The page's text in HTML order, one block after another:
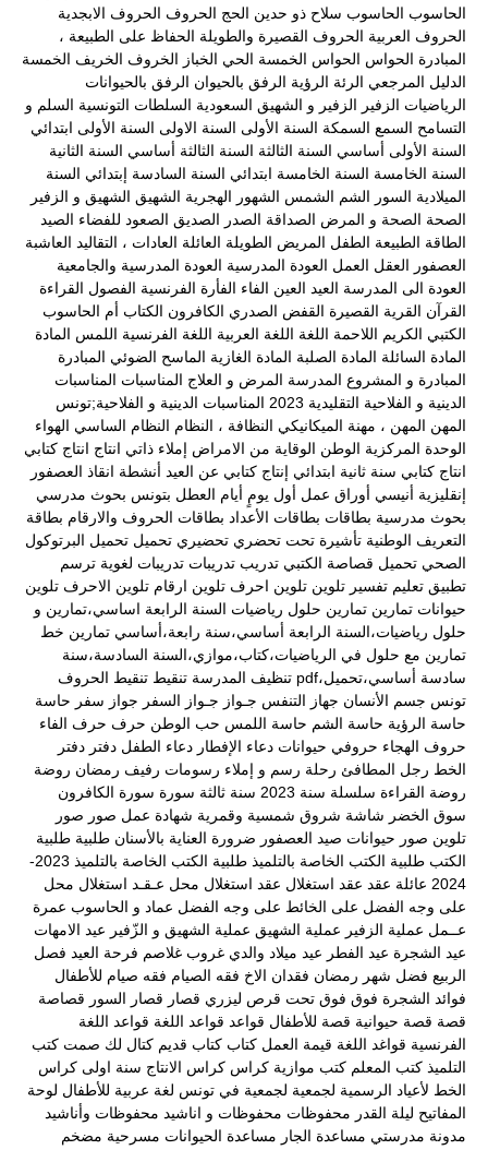
الحاسوب الحاسوب سلاح ذو حدين الحج الحروف الحروف الابجدية
الحروف العربية الحروف القصيرة والطويلة الحفاظ على الطبيعة ،
المبادرة الحواس الحواس الخمسة الحي الخباز الخروف الخريف الخمسة
الدليل المرجعي الرئة الرؤية الرفق بالحيوان الرفق بالحيوانات
الرياضيات الزفير الزفير و الشهيق السعودية السلطات التونسية السلم و
التسامح السمع السمكة السنة الأولى السنة الاولى السنة الأولى ابتدائي
السنة الأولى أساسي السنة الثالثة السنة الثالثة أساسي السنة الثانية
السنة الخامسة السنة الخامسة ابتدائي السنة السادسة إبتدائي السنة
الميلادية السور الشم الشمس الشهور الهجرية الشهيق الشهيق و الزفير
الصحة الصحة و المرض الصداقة الصدر الصديق الصعود للفضاء الصيد
الطاقة الطبيعة الطفل المريض الطويلة العائلة العادات ، التقاليد العاشبة
العصفور العقل العمل العودة المدرسية العودة المدرسية والجامعية
العودة الى المدرسة العيد العين الفاء الفأرة الفرنسية الفصول القراءة
القرآن القرية القصيرة القفض الصدري الكافرون الكتاب أم الحاسوب
الكتبي الكريم اللاحمة اللغة اللغة العربية اللغة الفرنسية اللمس المادة
المادة السائلة المادة الصلبة المادة الغازية الماسح الضوئي المبادرة
المبادرة و المشروع المدرسة المرض و العلاج المناسبات المناسبات
الدينية و الفلاحية التقليدية 2023
المناسبات الدينية و الفلاحية;تونس
المهن المهن ، مهنة الميكانيكي النظافة ، النظام النظام الساسي الهواء
الوحدة المركزية الوطن الوقاية من الامراض إملاء ذاتي انتاج انتاج كتابي
انتاج كتابي سنة ثانية ابتدائي إنتاج كتابي عن العيد أنشطة انقاذ العصفور
إنقليزية أنيسي أوراق عمل أول يومٍ أيام العطل بتونس بحوث مدرسي
بحوث مدرسية بطاقات بطاقات الأعداد بطاقات الحروف والارقام بطاقة
التعريف الوطنية تأشيرة تحت تحضري تحضيري تحميل تحميل البرتوكول
الصحي تحميل قصاصة الكتبي تدريب تدريبات تدريبات لغوية ترسم
تطبيق تعليم تفسير تلوين تلوين احرف تلوين ارقام تلوين الاحرف تلوين
حيوانات تمارين تمارين حلول رياضيات السنة الرابعة اساسي،تمارين و
حلول رياضيات،السنة الرابعة أساسي،سنة رابعة،أساسي تمارين خط
تمارين مع حلول في الرياضيات،كتاب،موازي،السنة السادسة،سنة
سادسة أساسي،تحميل،pdf
تنظيف المدرسة تنقيط تنقيط الحروف
تونس جسم الأنسان جهاز التنفس جـواز جـواز السفر جواز سفر حاسة
حاسة الرؤية حاسة الشم حاسة اللمس حب الوطن حرف حرف الفاء
حروف الهجاء حروفي حيوانات دعاء الإفطار دعاء الطفل دفتر دفتر
الخط رجل المطافئ رحلة رسم و إملاء رسومات رفيف رمضان روضة
روضة القراءة سلسلة سنة 2023 سنة ثالثة سورة سورة الكافرون
سوق الخضر شاشة شروق شمسية وقمرية شهادة عمل صور صور
تلوين صور حيوانات صيد العصفور ضرورة العناية بالأسنان طلبية طلبية
الكتب طلبية الكتب الخاصة بالتلميذ
طلبية الكتب الخاصة بالتلميذ 2023-
2024 عائلة عقد عقد استغلال عقد استغلال محل عـقـد استغلال محل
على وجه الفضل على الخائط على وجه الفضل عماد و الحاسوب عمرة
عــمل عملية الزفير عملية الشهيق عملية الشهيق و الزّفير عيد الامهات
عيد الشجرة عيد الفطر عيد ميلاد والدي غروب غلاصم فرحة العيد فصل
الربيع فضل شهر رمضان فقدان الاخ فقه الصيام فقه صيام للأطفال
فوائد الشجرة فوق فوق تحت قرص ليزري قصار قصار السور قصاصة
قصة قصة حيوانية قصة للأطفال قواعد قواعد اللغة قواعد اللغة
الفرنسية قواغد اللغة قيمة العمل كتاب كتاب قديم كتال لك صمت كتب
التلميذ كتب المعلم كتب موازية كراس كراس الانتاج سنة اولى كراس
الخط لأعياد الرسمية لجمعية لجمعية في تونس لغة عربية للأطفال لوحة
المفاتيح ليلة القدر محفوظات محفوظات و اناشيد محفوظات وأناشيد
مدونة مدرستي مساعدة الجار مساعدة الحيوانات مسرحية مضخم